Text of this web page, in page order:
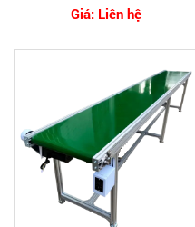
Giá: Liên hệ